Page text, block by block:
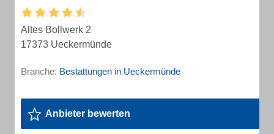
Altes Bollwerk 2
17373 Ueckermünde
Branche: Bestattungen in Ueckermünde
Anbieter bewerten